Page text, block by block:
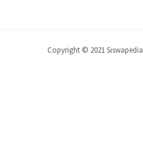
Copyright © 2021 Siswapedia